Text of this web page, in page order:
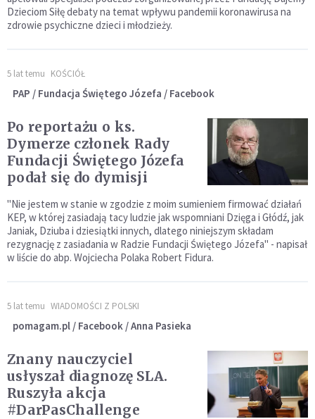
Dzieciom Siłę debaty na temat wpływu pandemii koronawirusa na
zdrowie psychiczne dzieci i młodzieży.
5 lat temu KOŚCIÓŁ
PAP / Fundacja Świętego Józefa / Facebook
Po reportażu o ks.
Dymerze członek Rady
Fundacji Świętego Józefa
podał się do dymisji
"Nie jestem w stanie w zgodzie z moim sumieniem firmować działań
KEP, w której zasiadają tacy ludzie jak wspomniani Dzięga i Głódź, jak
Janiak, Dziuba i dziesiątki innych, dlatego niniejszym składam
rezygnację z zasiadania w Radzie Fundacji Świętego Józefa" - napisał
w liście do abp. Wojciecha Polaka Robert Fidura.
5 lat temu WIADOMOŚCI Z POLSKI
pomagam.pl / Facebook / Anna Pasieka
Znany nauczyciel
usłyszał diagnozę SLA.
Ruszyła akcja
#DarPasChallenge